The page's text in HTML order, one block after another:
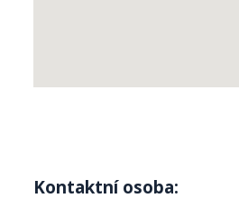
Kontaktní osoba: